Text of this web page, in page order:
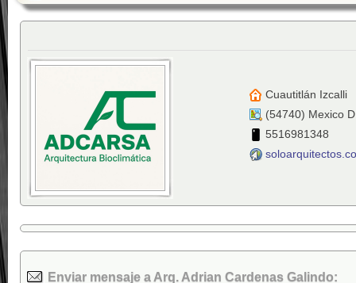
Cuautitlán Izcalli
(54740) Mexico
5516981348
Enviar mensaje a Arq. Adrian Cardenas Galindo: